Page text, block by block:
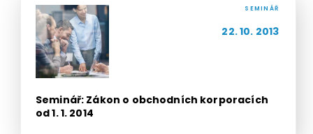
SEMINÁŘ
22. 10. 2013
Seminář: Zákon o obchodních korporacích
od 1. 1. 2014